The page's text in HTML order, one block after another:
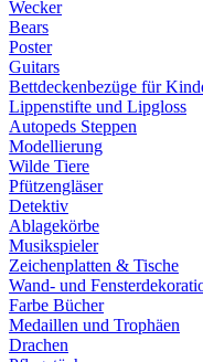
Wecker
Bears
Poster
Guitars
Bettdeckenbezüge für
Lippenstifte und Lipgloss
Autopeds Steppen
Modellierung
Wilde Tiere
Pfützengläser
Detektiv
Ablagekörbe
Musikspieler
Zeichenplatten & Tische
Wand- und
Farbe Bücher
Medaillen und Trophäen
Drachen